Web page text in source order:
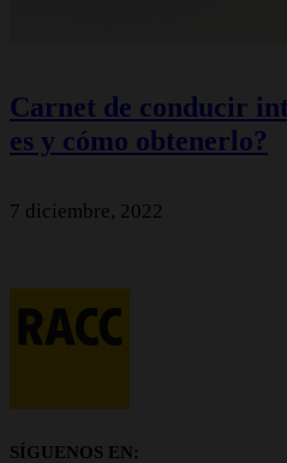
Carnet de conducir
es y cómo obtenerlo?
7 diciembre, 2022
SÍGUENOS EN: